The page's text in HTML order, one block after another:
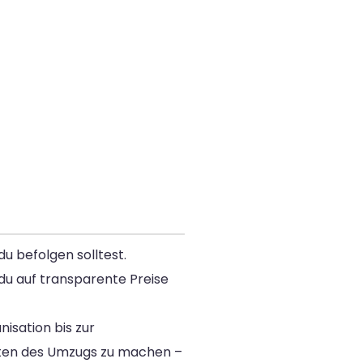
befolgen solltest.
auf transparente Preise
bis zur
des Umzugs zu machen –